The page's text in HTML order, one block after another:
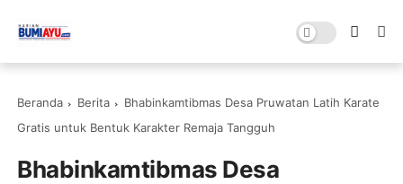
Beranda Berita
Bhabinkamtibmas Desa Pruwatan Latih Karate
Gratis untuk Bentuk Karakter Remaja Tangguh
Bhabinkamtibmas Desa